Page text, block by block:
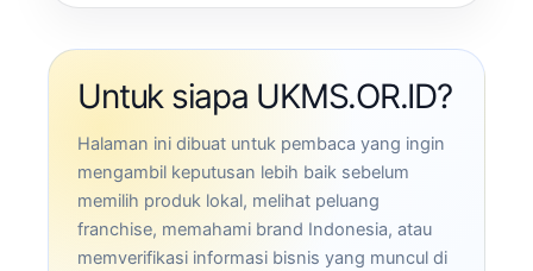
Untuk siapa UKMS.OR.ID?
Halaman ini dibuat untuk pembaca yang ingin
mengambil keputusan lebih baik sebelum
memilih produk lokal, melihat peluang
franchise, memahami brand Indonesia, atau
memverifikasi informasi bisnis yang muncul di